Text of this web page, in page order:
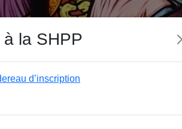
à la SHPP
d’inscription